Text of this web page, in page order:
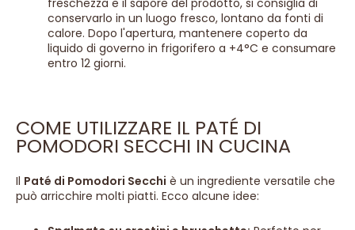
freschezza e il sapore del prodotto, si consiglia di
conservarlo in un luogo fresco, lontano da fonti di
calore. Dopo l'apertura, mantenere coperto da
liquido di governo in frigorifero a +4°C e consumare
entro 12 giorni.
COME UTILIZZARE IL PATÉ DI
POMODORI SECCHI IN CUCINA
Il Paté di Pomodori Secchi è un ingrediente versatile che
può arricchire molti piatti. Ecco alcune idee: